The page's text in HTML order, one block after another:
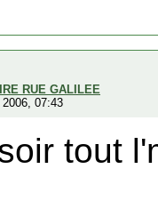
RUE GALILEE
07:43
tout